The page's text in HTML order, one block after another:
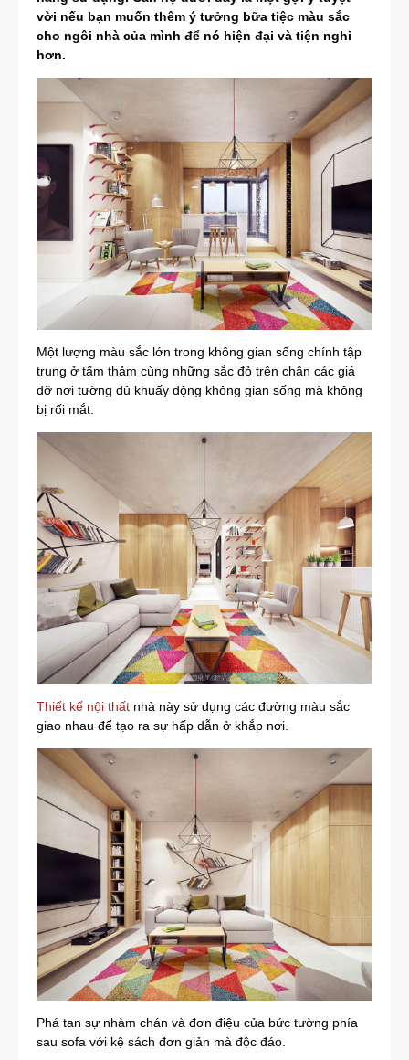
vời nếu bạn muốn thêm ý tưởng bữa tiệc màu sắc
cho ngôi nhà của mình để nó hiện đại và tiện nghi
hơn.
Một lượng màu sắc lớn trong không gian sống chính tập
trung ở tấm thảm cùng những sắc đỏ trên chân các giá
đỡ nơi tường đủ khuấy động không gian sống mà không
bị rối mắt.
Thiết kế nội thất nhà này sử dụng các đường màu sắc
giao nhau để tạo ra sự hấp dẫn ở khắp nơi.
Phá tan sự nhàm chán và đơn điệu của bức tường phía
sau sofa với kệ sách đơn giản mà độc đáo.